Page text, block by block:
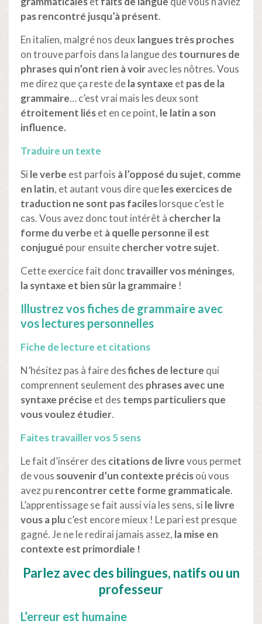
pas rencontré jusqu’à présent.
En italien, malgré nos deux langues très proches
on trouve parfois dans la langue des tournures de
phrases qui n’ont rien à voiravec les nôtres. Vous
me direz que ça reste dela syntaxe et pas de la
grammaire… c’est vrai mais les deux sont
étroitement liéset en ce point, le latin a son
influence.
Traduire un texte
Si le verbe est parfois à l’opposé du sujet, comme
en latin, et autant vous dire queles exercices de
traduction ne sont pas facileslorsque c’est le
cas. Vous avez donc tout intérêt à chercher la
forme du verbe et à quelle personne il est
conjugué pour ensuitechercher votre sujet.
Cette exercice fait donctravailler vos méninges,
la syntaxe et bien sûr la grammaire !
Illustrez vos fiches de grammaire avec
vos lectures personnelles
Fiche de lecture et citations
N’hésitez pas à faire desfiches de lecture qui
comprennent seulement des phrases avec une
syntaxe précise et des temps particuliersque
vous voulez étudier.
Faites travailler vos 5 sens
Le fait d’insérer des citations de livrevous permet
de vous souvenir d’un contexte précisoù vous
avez pu rencontrer cette forme grammaticale.
L’apprentissage se fait aussi via les sens, si le livre
vous a plu c’est encore mieux ! Le pari est presque
gagné. Je ne le redirai jamais assez, la mise en
contexte est primordiale !
Parlez avec des bilingues, natifs ou un
professeur
L’erreur est humaine